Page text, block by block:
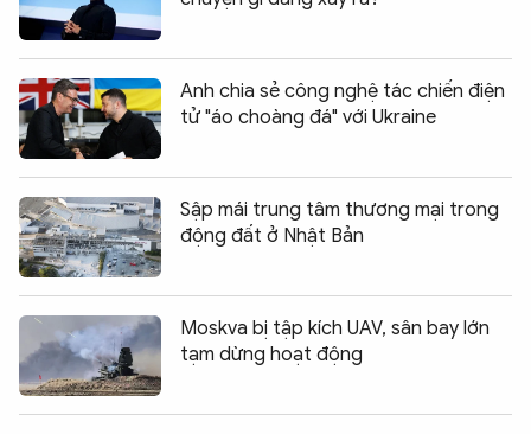
Anh chia sẻ công nghệ tác chiến điện
tử "áo choàng đá" với Ukraine
Sập mái trung tâm thương mại trong
động đất ở Nhật Bản
Moskva bị tập kích UAV, sân bay lớn
tạm dừng hoạt động